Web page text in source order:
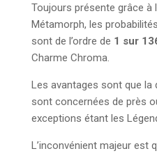
Toujours présente grâce à
Métamorph, les
sont de l’ordre de 1 sur
Charme Chroma.
Les avantages sont que
sont concernées de près
exceptions étant les
L’inconvénient majeur est